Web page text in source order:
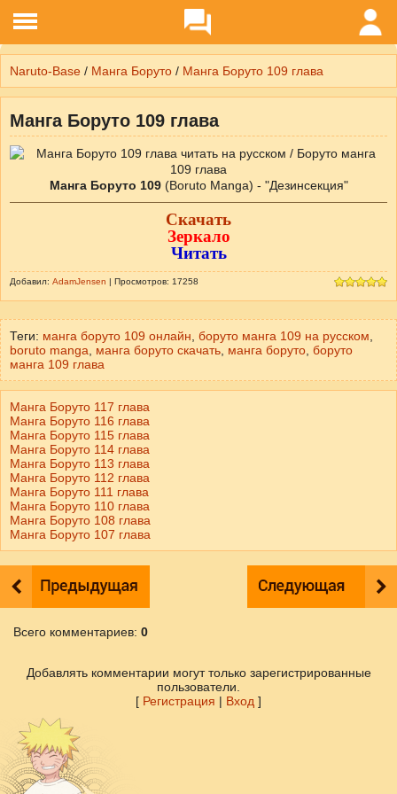
Naruto-Base / Манга Боруто / Манга Боруто 109 глава
Манга Боруто 109 глава
Манга Боруто 109 (Boruto Manga) - "Дезинсекция"‏
Скачать
Зеркало
Читать
Добавил: AdamJensen | Просмотров: 17258
Теги: манга боруто 109 онлайн боруто манга 109 на русском
boruto manga
манга боруто скачать манга боруто боруто
манга 109 глава
Манга Боруто 117 глава
Манга Боруто 116 глава
Манга Боруто 115 глава
Манга Боруто 114 глава
Манга Боруто 113 глава
Манга Боруто 112 глава
Манга Боруто 111 глава
Манга Боруто 110 глава
Манга Боруто 108 глава
Манга Боруто 107 глава
Всего комментариев: 0
Добавлять комментарии могут только зарегистрированные
пользователи.
[ Регистрация | Вход ]